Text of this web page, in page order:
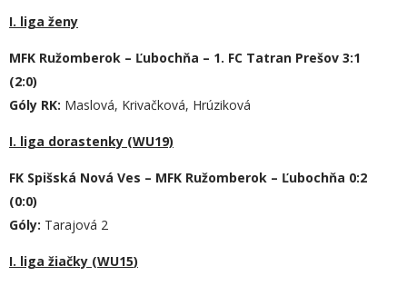
I. liga ženy
MFK Ružomberok – Ľubochňa – 1. FC Tatran Prešov 3:1
(2:0)
Góly RK: Maslová, Krivačková, Hrúziková
I. liga dorastenky (WU19)
FK Spišská Nová Ves – MFK Ružomberok – Ľubochňa 0:2
(0:0)
Góly: Tarajová 2
I. liga žiačky (WU15)